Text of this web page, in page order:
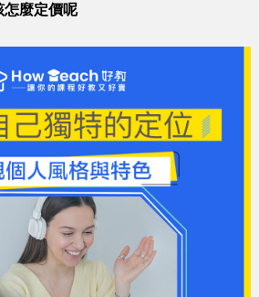
怎麼定價呢